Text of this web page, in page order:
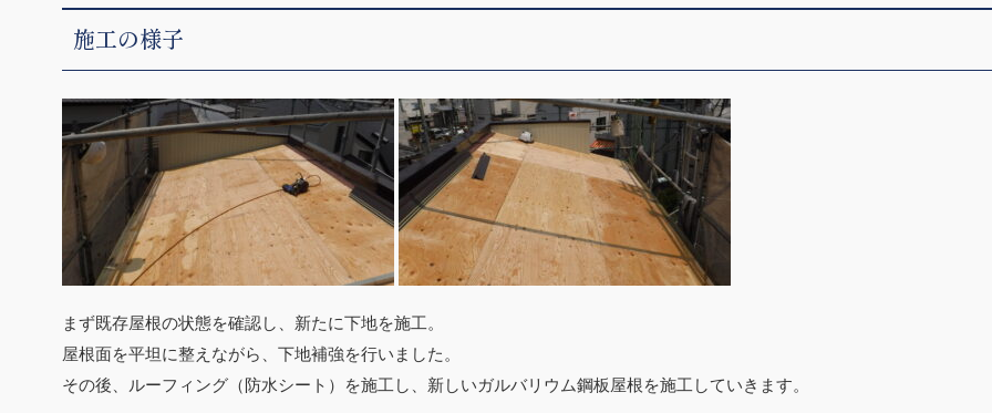
施工の様子
まず既存屋根の状態を確認し、新たに下地を施工。
屋根面を平坦に整えながら、下地補強を行いました。
その後、ルーフィング（防水シート）を施工し、新しいガルバリウム鋼板屋根を施工していきます。